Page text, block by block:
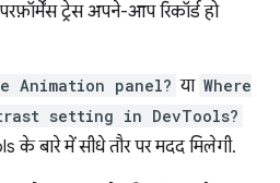
ट्रेस अपने-आप रिकॉर्ड हो
Animation panel? या Where
setting in DevTools?
के बारे में सीधे तौर पर मदद मिलेगी.